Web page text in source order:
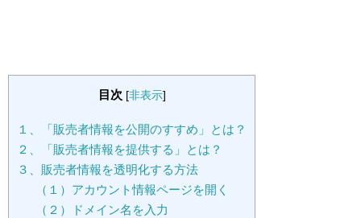
目次 [非表示]
１、「販売者情報を公開のすすめ」とは？
２、「販売者情報を提供する」とは？
３、販売者情報を透明化する方法
（１）アカウント情報ページを開く
（２）ドメイン名を入力